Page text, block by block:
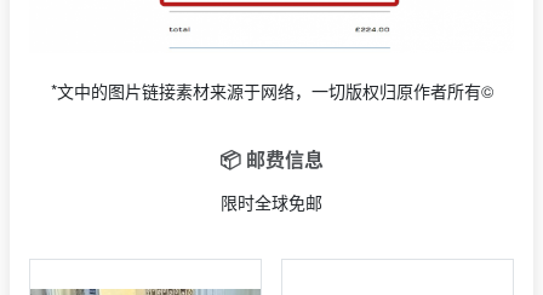
*文中的图片链接素材来源于网络，一切版权归原作者所有©
📦 邮费信息
限时全球免邮